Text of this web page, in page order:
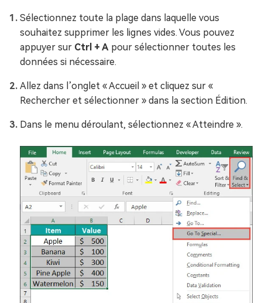
Sélectionnez toute la plage dans laquelle vous
souhaitez supprimer les lignes vides. Vous pouvez
appuyer sur Ctrl + A pour sélectionner toutes les
données si nécessaire.
Allez dans l’onglet « Accueil » et cliquez sur «
Rechercher et sélectionner » dans la section Édition.
Dans le menu déroulant, sélectionnez « Atteindre ».